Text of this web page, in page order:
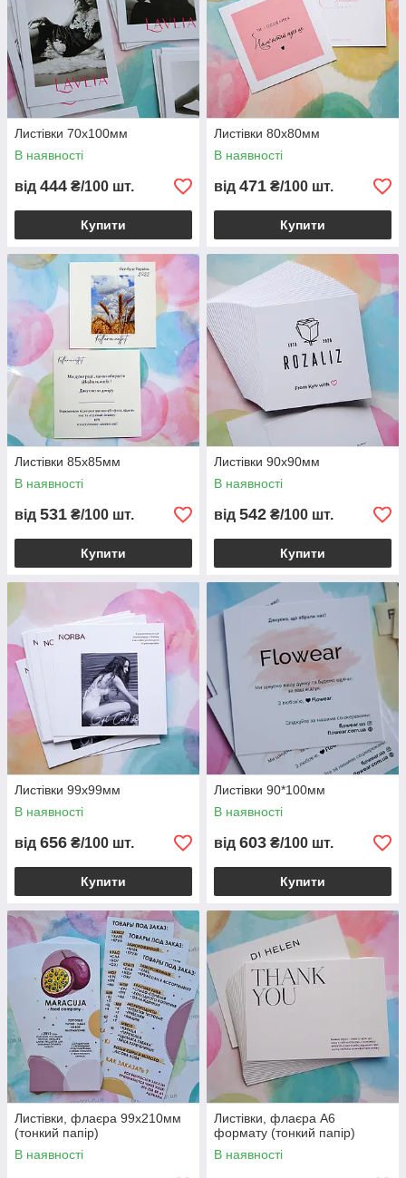
Листівки 70x100мм
В наявності
від 444 ₴/100 шт.
Купити
Листівки 80x80мм
В наявності
від 471 ₴/100 шт.
Купити
Листівки 85х85мм
В наявності
від 531 ₴/100 шт.
Купити
Листівки 90x90мм
В наявності
від 542 ₴/100 шт.
Купити
Листівки 99х99мм
В наявності
від 656 ₴/100 шт.
Купити
Листівки 90*100мм
В наявності
від 603 ₴/100 шт.
Купити
Листівки, флаєра 99х210мм
(тонкий папір)
В наявності
Листівки, флаєра A6
формату (тонкий папір)
В наявності